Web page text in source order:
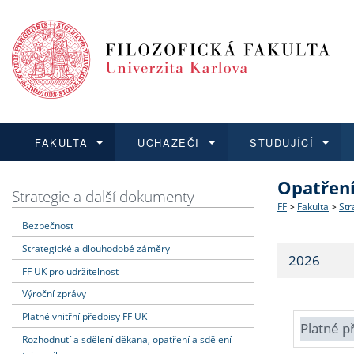
FAKULTA
Dozvědět se více
Struktura
Strategie
Fakultní
UCHAZEČI
Podat přihlášku
Co
Učitelské
STUDUJÍCÍ
Dozvědět se více
Dozvědět se více
O vědě a
Dozvědět se více
Aktuální
Strategie a další dokumenty
Bezpečnost
Strategické a dlouhodobé záměry
FF UK pro udržitelnost
Výroční zprávy
Platné vnitřní předpisy FF UK
Rozhodnutí a sdělení děkana, opatření a sdělení
FF > Fakulta >
2026
Platné